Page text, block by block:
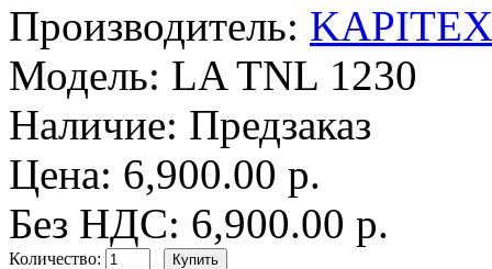
Производитель:
Модель: LA TNL 1230
Наличие: Предзаказ
Цена: 6,900.00 р.
Без НДС: 6,900.00 р.
Количество: